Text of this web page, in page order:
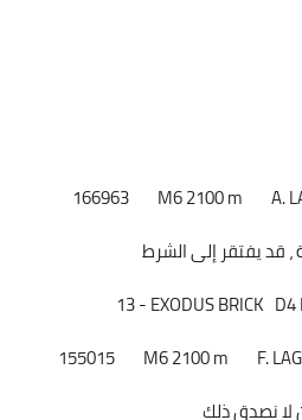
166963 M62100 m
A.
13 - EXODUS BRICK
155015
M62100 m
F.